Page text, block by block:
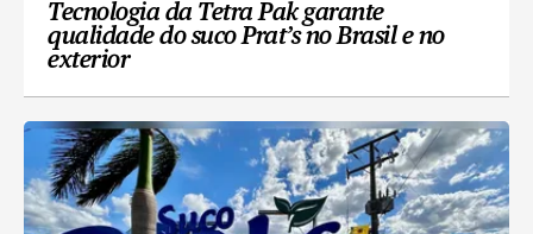
Tecnologia da Tetra Pak garante
qualidade do suco Prat’s no Brasil e no
exterior